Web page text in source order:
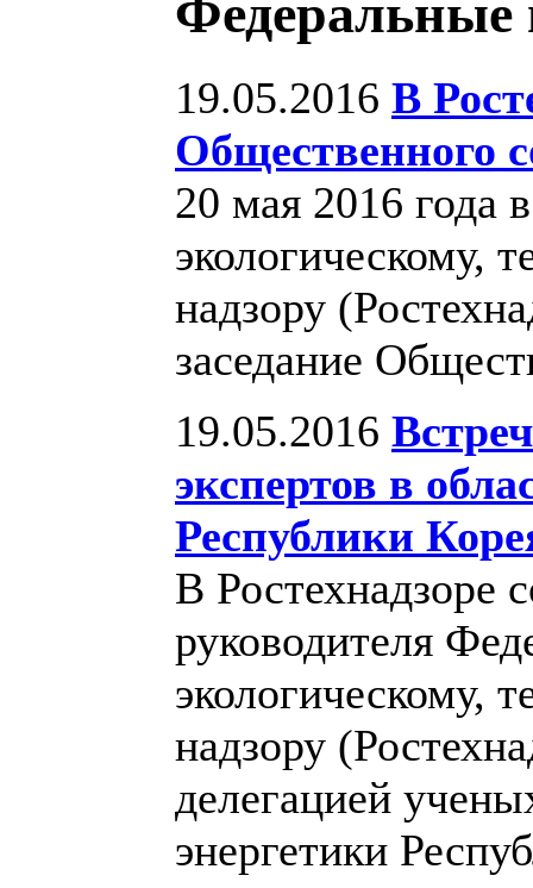
Федеральные
19.05.2016 В
Общественного
20 мая 2016 года
экологическому,
надзору
заседание
19.05.2016
экспертов в
Республики
В Ростехнадзоре
руководителя
экологическому,
надзору
делегацией
энергетики